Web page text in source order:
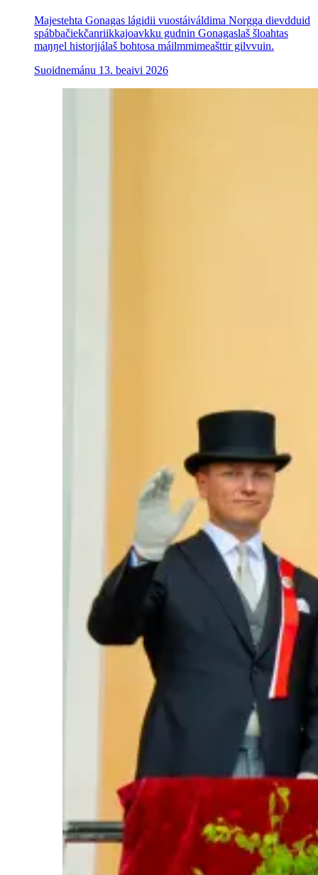
Majestehta Gonagas lágidii vuostáiváldima Norgga dievdduid
spábbačiekčanriikkajoavkku gudnin Gonagaslaš šloahtas
maŋŋel historjjálaš bohtosa máilmmimeašttir gilvvuin.
Suoidnemánu 13. beaivi 2026